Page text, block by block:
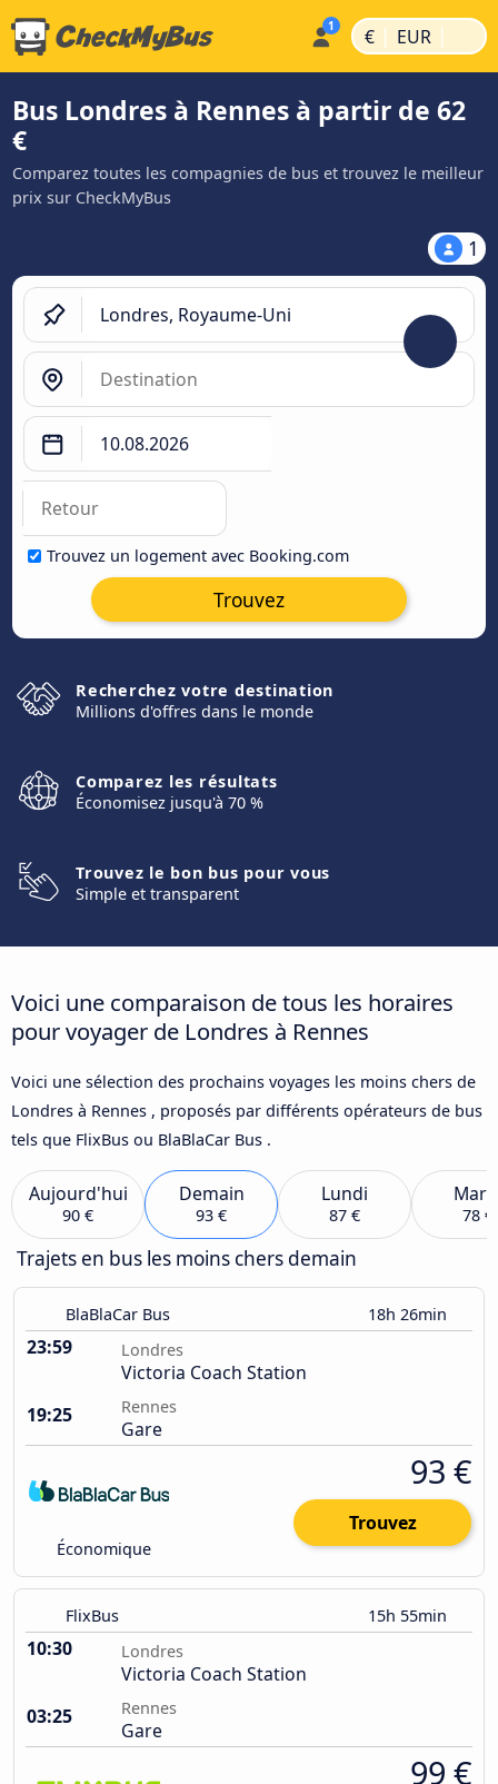
€ | EUR |
Bus Londres à Rennes à partir de 62
€
Comparez toutes les compagnies de bus et trouvez le meilleur
prix sur CheckMyBus
1
Trouvez un logement avec Booking.com
Trouvez
Recherchez votre destination
Millions d'offres dans le monde
Comparez les résultats
Économisez jusqu'à 70 %
Trouvez le bon bus pour vous
Simple et transparent
Voici une comparaison de tous les horaires
pour voyager de Londres à Rennes
Voici une sélection des prochains voyages les moins chers de
Londres à Rennes , proposés par différents opérateurs de bus
tels que FlixBus ou BlaBlaCar Bus .
Aujourd'hui
90 €
Demain
93 €
Lundi
87 € 78 €
Trajets en bus les moins chers demain
BlaBlaCar Bus 18h 26min
23:59 Londres
Victoria Coach Station
19:25
Rennes
Gare
Économique
93 €
Trouvez
FlixBus 15h 55min
10:30 Londres
Victoria Coach Station
03:25
Rennes
Gare
99 €